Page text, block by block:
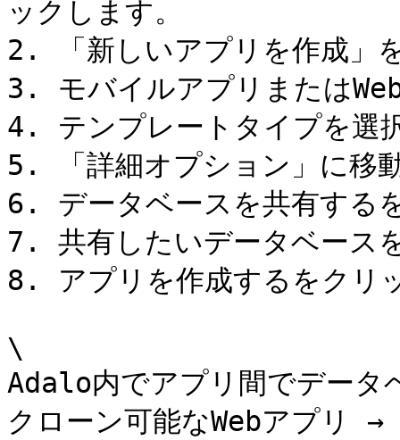
ックします。
2. 「新しいアプリを作成」
3. モバイルアプリまたは
4. テンプレートタイプを選
5. 「詳細オプション」に移
6. データベースを共有する
7. 共有したいデータベース
8. アプリを作成するをクリ
\
Adalo内でアプリ間でデー
クローン可能なWebアプリ